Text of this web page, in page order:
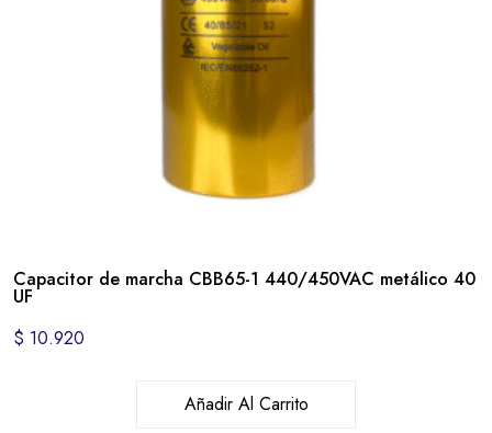
Capacitor de marcha CBB65-1 440/450VAC metálico 40
UF
$ 10.920
Añadir Al Carrito